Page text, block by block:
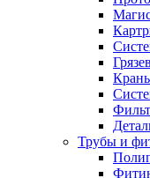
Трубы и